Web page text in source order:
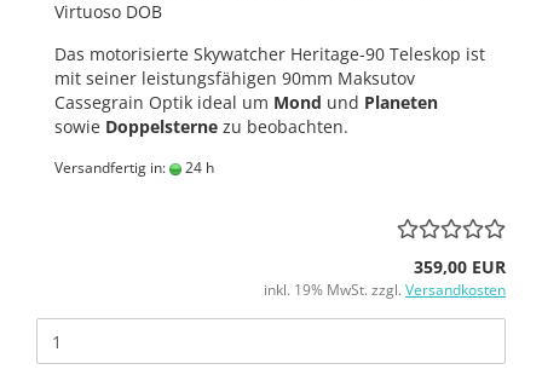
Virtuoso DOB
Das motorisierte Skywatcher Heritage-90 Teleskop ist
mit seiner leistungsfähigen 90mm Maksutov
Cassegrain Optik ideal um Mond und Planeten
sowie Doppelsterne zu beobachten.
Versandfertig in: 24 h
359,00 EUR
inkl. 19% MwSt. zzgl. Versandkosten